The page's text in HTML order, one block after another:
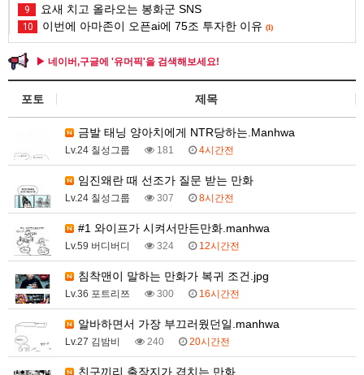
9 요새 치고 올라오는 봉화군 SNS
10 이번에 아마존이 오픈ai에 75조 투자한 이유 (1)
▶ 네이버,구글에 '유머픽'을 검색해보세요!
포토 제목
금발 태닝 양아치에게 NTR당하는.Manhwa
Lv.24 칠성그룹 181 4시간전
임진왜란 때 선조가 질문 받는 만화
Lv.24 칠성그룹 307 8시간전
#1 와이프가 시켜서만든만화.manhwa
Lv.59 버디버디 324 12시간전
침착맨이 말하는 만화가 복귀 조건.jpg
Lv.36 포트리쯔 300 16시간전
알바하면서 가장 부끄러웠던일.manhwa
Lv.27 김밤비 240 20시간전
친구끼리 출장지가 겹치는 만화